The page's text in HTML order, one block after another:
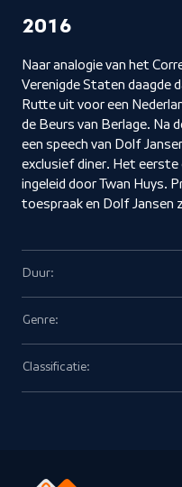
2016
Naar analogie van het
Verenigde Staten daagde
Rutte uit voor een
de Beurs van Berlage. Na
een speech van Dolf
exclusief diner. Het eerste
ingeleid door Twan Huys.
toespraak en Dolf Jansen
Duur:
Genre:
Classificatie: